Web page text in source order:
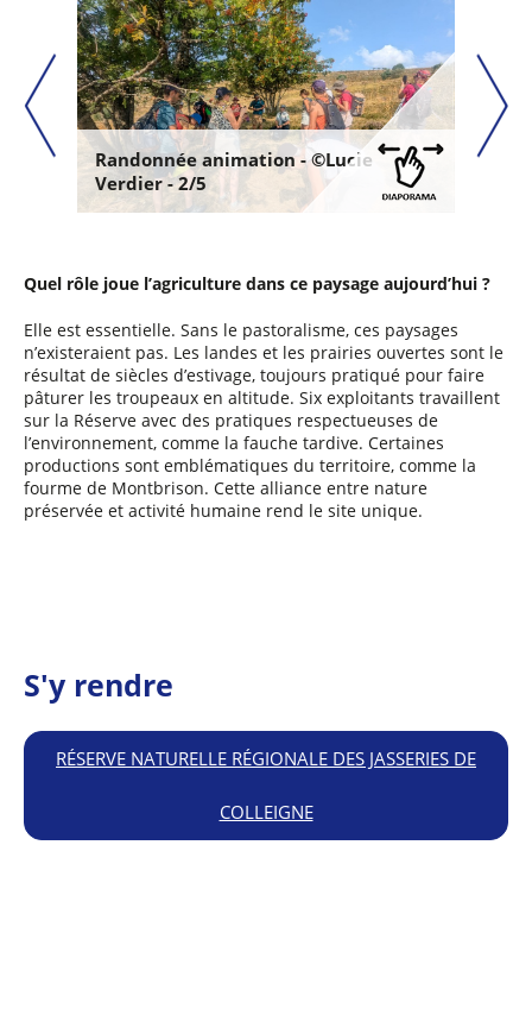
Randonnée animation - ©Lucie
Verdier - 2/5
Quel rôle joue l’agriculture dans ce paysage aujourd’hui ?
Elle est essentielle. Sans le pastoralisme, ces paysages
n’existeraient pas. Les landes et les prairies ouvertes sont le
résultat de siècles d’estivage, toujours pratiqué pour faire
pâturer les troupeaux en altitude. Six exploitants travaillent
sur la Réserve avec des pratiques respectueuses de
l’environnement, comme la fauche tardive. Certaines
productions sont emblématiques du territoire, comme la
fourme de Montbrison. Cette alliance entre nature
préservée et activité humaine rend le site unique.
S'y rendre
RÉSERVE NATURELLE RÉGIONALE DES JASSERIES DE
COLLEIGNE